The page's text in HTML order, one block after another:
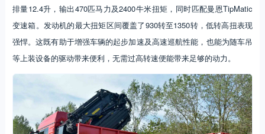
排量12.4升，输出470匹马力及2400牛米扭矩，同时匹配曼恩TipMatic
变速箱。发动机的最大扭矩区间覆盖了930转至1350转，低转高扭表现
强悍。这既有助于增强车辆的起步加速及高速巡航性能，也能为随车吊
等上装设备的驱动带来便利，无需过高转速便能带来足够的动力。